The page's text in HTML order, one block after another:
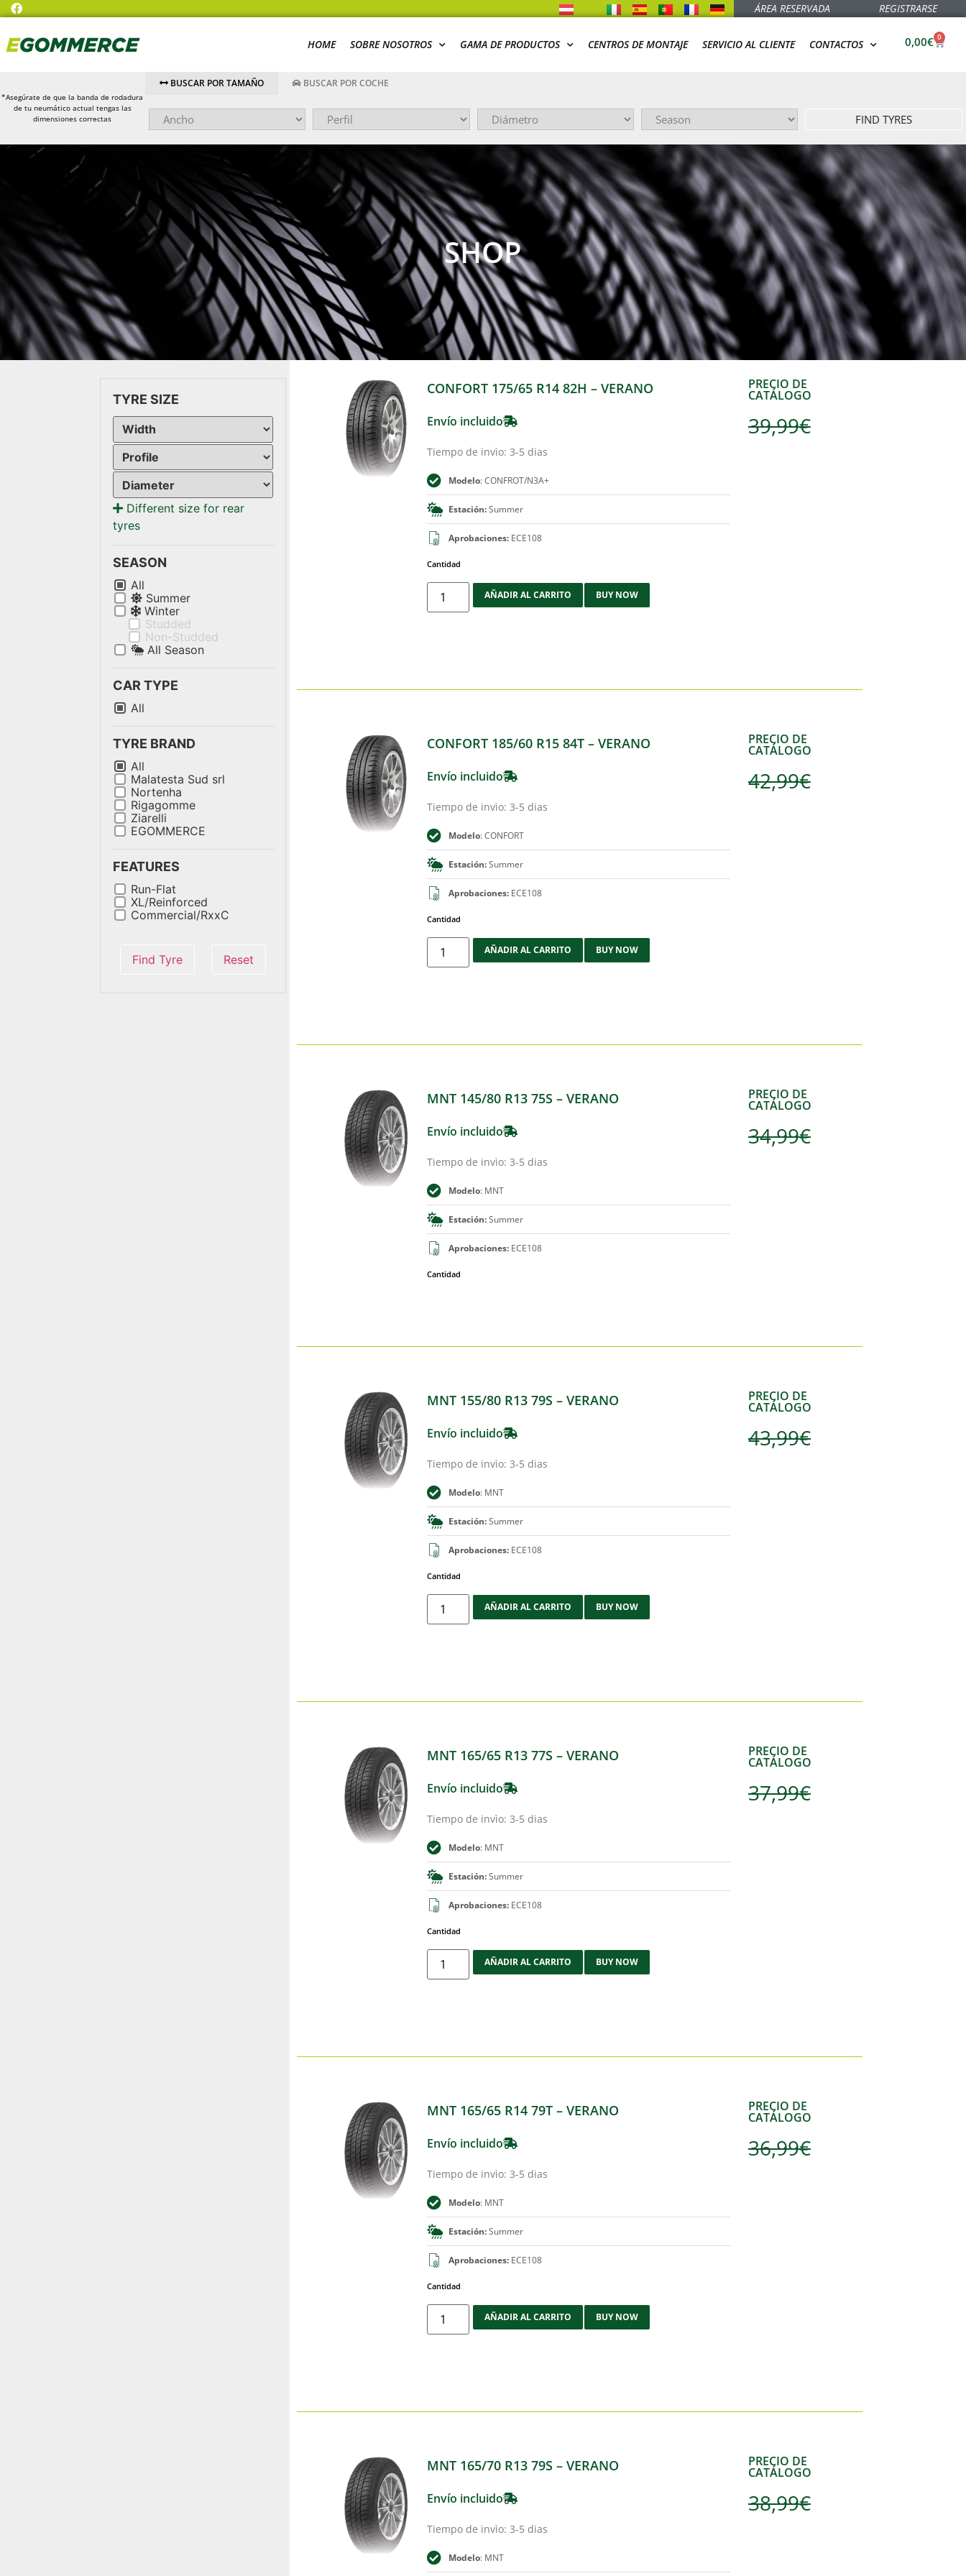
ÁREA RESERVADA REGISTRARSE
HOME SOBRE NOSOTROS GAMA DE PRODUCTOS CENTROS DE MONTAJE SERVICIO AL CLIENTE CONTACTOS 0,00€ 0
*Asegúrate de que la banda de rodadura
de tu neumático actual tengas las
dimensiones correctas
BUSCAR POR TAMAÑO BUSCAR POR COCHE
FIND TYRES
SHOP
TYRE SIZE
Different size for rear
tyres
SEASON
All
Summer
Winter
Studded
Non-Studded
All Season
CAR TYPE
All
TYRE BRAND
All
Malatesta Sud srl
Nortenha
Rigagomme
Ziarelli
EGOMMERCE
FEATURES
Run-Flat
XL/Reinforced
Commercial/RxxC
Find Tyre Reset
CONFORT 175/65 R14 82H – VERANO
Envío incluido
Tiempo de invìo: 3-5 dias
Modelo: CONFROT/N3A+
Estación:Summer
Aprobaciones: ECE108
Cantidad
AÑADIR AL CARRITO BUY NOW
PRECIO DE
CATÁLOGO
39,99€
CONFORT 185/60 R15 84T – VERANO
Envío incluido
Tiempo de invìo: 3-5 dias
Modelo: CONFORT
Estación:Summer
Aprobaciones: ECE108
Cantidad
AÑADIR AL CARRITO BUY NOW
PRECIO DE
CATÁLOGO
42,99€
MNT 145/80 R13 75S – VERANO
Envío incluido
Tiempo de invìo: 3-5 dias
Modelo: MNT
Estación:Summer
Aprobaciones: ECE108
Cantidad
PRECIO DE
CATÁLOGO
34,99€
MNT 155/80 R13 79S – VERANO
Envío incluido
Tiempo de invìo: 3-5 dias
Modelo: MNT
Estación:Summer
Aprobaciones: ECE108
Cantidad
AÑADIR AL CARRITO BUY NOW
PRECIO DE
CATÁLOGO
43,99€
MNT 165/65 R13 77S – VERANO
Envío incluido
Tiempo de invìo: 3-5 dias
Modelo: MNT
Estación:Summer
Aprobaciones: ECE108
Cantidad
AÑADIR AL CARRITO BUY NOW
PRECIO DE
CATÁLOGO
37,99€
MNT 165/65 R14 79T – VERANO
Envío incluido
Tiempo de invìo: 3-5 dias
Modelo: MNT
Estación:Summer
Aprobaciones: ECE108
Cantidad
AÑADIR AL CARRITO BUY NOW
PRECIO DE
CATÁLOGO
36,99€
MNT 165/70 R13 79S – VERANO
Envío incluido
Tiempo de invìo: 3-5 dias
Modelo: MNT
PRECIO DE
CATÁLOGO
38,99€